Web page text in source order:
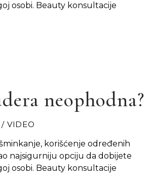
osobi. Beauty konsultacije
neophodna?
VIDEO
korišćenje određenih
najsigurniju opciju da dobijete
osobi. Beauty konsultacije